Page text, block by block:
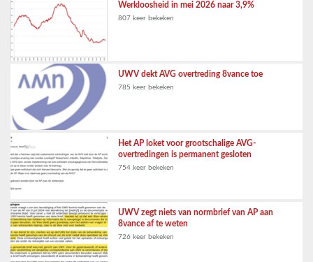
Werkloosheid in mei 2026 naar 3,9%
807 keer bekeken
UWV dekt AVG overtreding 8vance toe
785 keer bekeken
Het AP loket voor grootschalige AVG-
overtredingen is permanent gesloten
754 keer bekeken
UWV zegt niets van normbrief van AP aan
8vance af te weten
726 keer bekeken